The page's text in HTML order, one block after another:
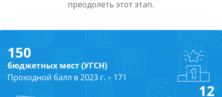
преодолеть этот этап.
150
бюджетных мест (УГСН)
Проходной балл в 2023 г. – 171
12